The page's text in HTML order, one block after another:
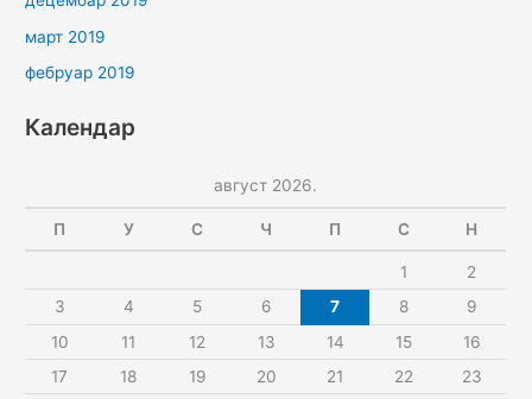
март 2019
фебруар 2019
Календар
август 2026.
П У С Ч П С Н
1
2
3
4 5 6 7 8
9
10
11 12 13 14 15
16
17
18 19 20 21 22
23